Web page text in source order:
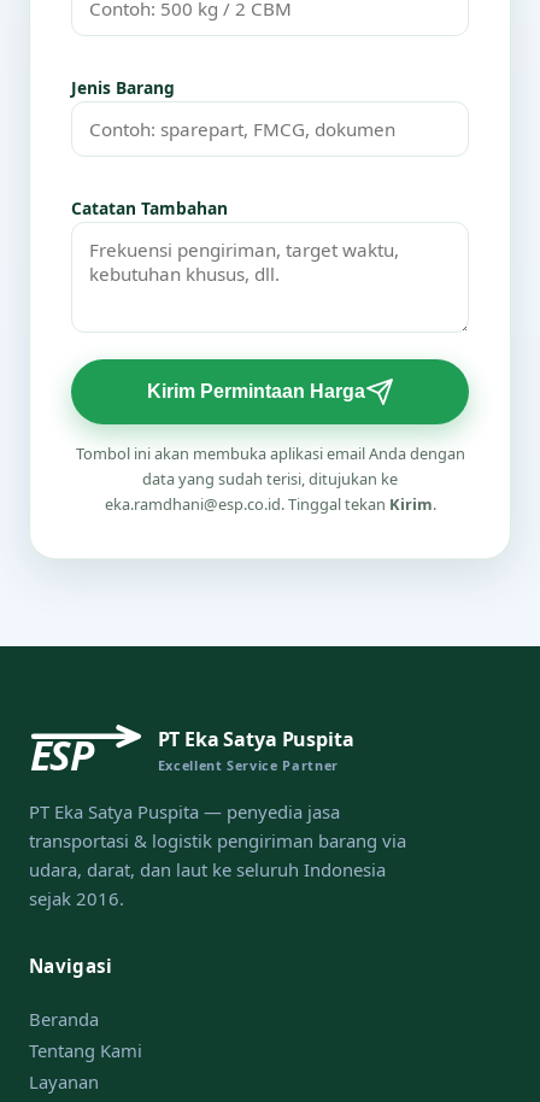
Jenis Barang
Catatan Tambahan
Kirim Permintaan Harga
Tombol ini akan membuka aplikasi email Anda dengan
data yang sudah terisi, ditujukan ke
eka.ramdhani@esp.co.id. Tinggal tekan Kirim.
ESP PT Eka Satya Puspita
Excellent Service Partner
PT Eka Satya Puspita — penyedia jasa
transportasi & logistik pengiriman barang via
udara, darat, dan laut ke seluruh Indonesia
sejak 2016.
Navigasi
Beranda
Tentang Kami
Layanan